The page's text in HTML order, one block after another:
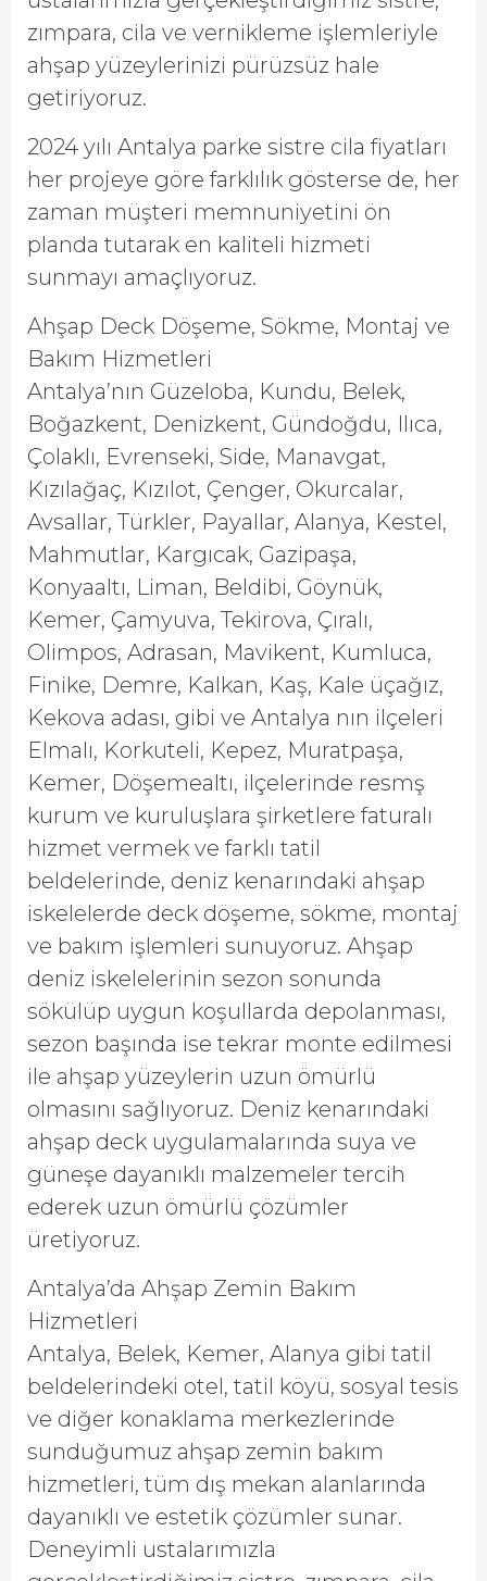
zımpara, cila ve vernikleme işlemleriyle
ahşap yüzeylerinizi pürüzsüz hale
getiriyoruz.
2024 yılı Antalya parke sistre cila fiyatları
her projeye göre farklılık gösterse de, her
zaman müşteri memnuniyetini ön
planda tutarak en kaliteli hizmeti
sunmayı amaçlıyoruz.
Ahşap Deck Döşeme, Sökme, Montaj ve
Bakım Hizmetleri
Antalya’nın Güzeloba, Kundu, Belek,
Boğazkent, Denizkent, Gündoğdu, Ilıca,
Çolaklı, Evrenseki, Side, Manavgat,
Kızılağaç, Kızılot, Çenger, Okurcalar,
Avsallar, Türkler, Payallar, Alanya, Kestel,
Mahmutlar, Kargıcak, Gazipaşa,
Konyaaltı, Liman, Beldibi, Göynük,
Kemer, Çamyuva, Tekirova, Çıralı,
Olimpos, Adrasan, Mavikent, Kumluca,
Finike, Demre, Kalkan, Kaş, Kale üçağız,
Kekova adası, gibi ve Antalya nın ilçeleri
Elmalı, Korkuteli, Kepez, Muratpaşa,
Kemer, Döşemealtı, ilçelerinde resmş
kurum ve kuruluşlara şirketlere faturalı
hizmet vermek ve farklı tatil
beldelerinde, deniz kenarındaki ahşap
iskelelerde deck döşeme, sökme, montaj
ve bakım işlemleri sunuyoruz. Ahşap
deniz iskelelerinin sezon sonunda
sökülüp uygun koşullarda depolanması,
sezon başında ise tekrar monte edilmesi
ile ahşap yüzeylerin uzun ömürlü
olmasını sağlıyoruz. Deniz kenarındaki
ahşap deck uygulamalarında suya ve
güneşe dayanıklı malzemeler tercih
ederek uzun ömürlü çözümler
üretiyoruz.
Antalya’da Ahşap Zemin Bakım
Hizmetleri
Antalya, Belek, Kemer, Alanya gibi tatil
beldelerindeki otel, tatil köyü, sosyal tesis
ve diğer konaklama merkezlerinde
sunduğumuz ahşap zemin bakım
hizmetleri, tüm dış mekan alanlarında
dayanıklı ve estetik çözümler sunar.
Deneyimli ustalarımızla